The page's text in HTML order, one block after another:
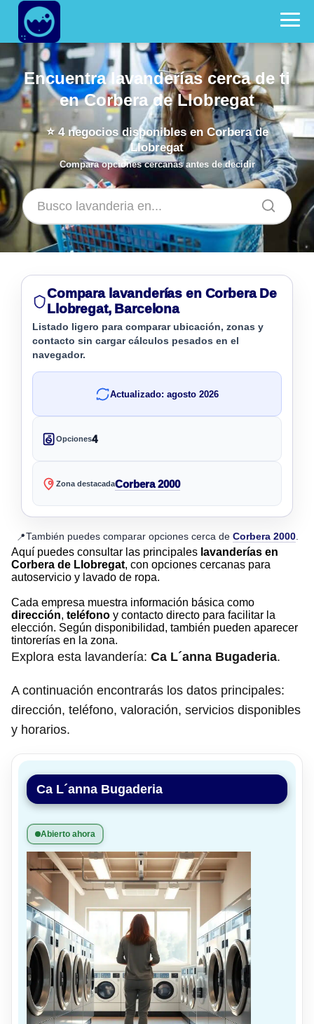
Encuentra lavanderías cerca de ti
en Corbera de Llobregat
⭐4negocios disponibles en Corbera de
Llobregat
Compara opciones cercanas antes de decidir
Compara lavanderías en Corbera De
Llobregat, Barcelona
Listado ligero para comparar ubicación, zonas y
contacto sin cargar cálculos pesados en el
navegador.
Actualizado: agosto 2026
Opciones4
Zona destacadaCorbera 2000
📍También puedes comparar opciones cerca de Corbera 2000.
Aquí puedes consultar las principales lavanderías en
Corbera de Llobregat, con opciones cercanas para
autoservicio y lavado de ropa.
Cada empresa muestra información básica como
dirección, teléfono y contacto directo para facilitar la
elección. Según disponibilidad, también pueden aparecer
tintorerías en la zona.
Explora esta lavandería: Ca L´anna Bugaderia.
A continuación encontrarás los datos principales:
dirección, teléfono, valoración, servicios disponibles
y horarios.
Ca L´anna Bugaderia
Abierto ahora